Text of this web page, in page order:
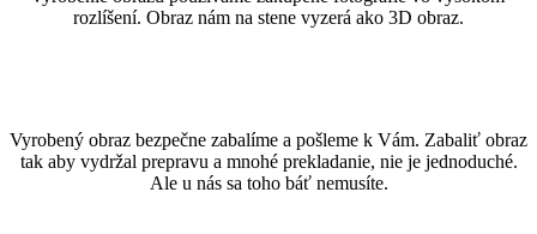
rozlíšení. Obraz nám na stene vyzerá ako 3D obraz.
Vyrobený obraz bezpečne zabalíme a pošleme k Vám. Zabaliť obraz
tak aby vydržal prepravu a mnohé prekladanie, nie je jednoduché.
Ale u nás sa toho báť nemusíte.